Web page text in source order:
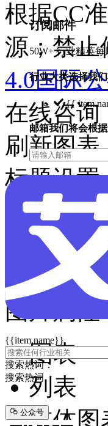
订阅邮件
50W+ 行业精英
行业大类选择我
{{
邮箱我们将会根
{{item.name}}
搜索热词：
搜索热词
公众号
根据CC
源；禁止
4.0国际
在线咨询
刷新图表
标题设置
字体大小
数值显示
刻度设置
图片属性
图表
列表
媒体图